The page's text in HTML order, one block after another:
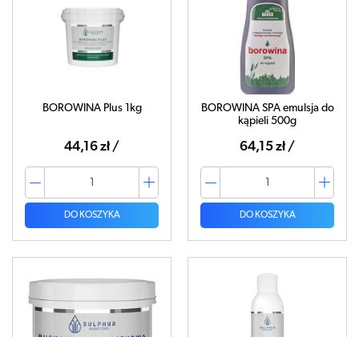
BOROWINA Plus 1kg
44,16 zł /
DO KOSZYKA
BOROWINA SPA emulsja do
kąpieli 500g
64,15 zł /
DO KOSZYKA